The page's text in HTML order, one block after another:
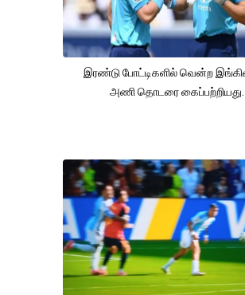
இரண்டு போட்டிகளில் வென்ற
அணி தொடரை கைப்பற்றியது.